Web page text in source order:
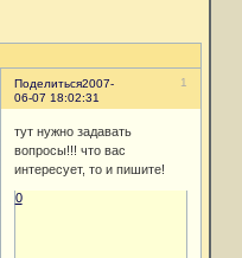
Поделиться 1
2007-
06-07 18:02:31
тут нужно задавать
вопросы!!! что вас
интересует, то и пишите!
0